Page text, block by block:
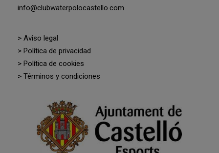
info@clubwaterpolocastello.com
> Aviso legal
> Política de privacidad
> Política de cookies
> Términos y condiciones